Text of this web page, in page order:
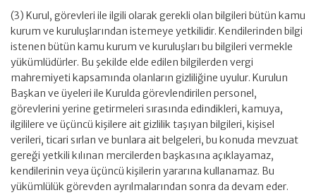
(3) Kurul, görevleri ile ilgili olarak gerekli olan bilgileri bütün kamu
kurum ve kuruluşlarından istemeye yetkilidir. Kendilerinden bilgi
istenen bütün kamu kurum ve kuruluşları bu bilgileri vermekle
yükümlüdürler. Bu şekilde elde edilen bilgilerden vergi
mahremiyeti kapsamında olanların gizliliğine uyulur. Kurulun
Başkan ve üyeleri ile Kurulda görevlendirilen personel,
görevlerini yerine getirmeleri sırasında edindikleri, kamuya,
ilgililere ve üçüncü kişilere ait gizlilik taşıyan bilgileri, kişisel
verileri, ticari sırlan ve bunlara ait belgeleri, bu konuda mevzuat
gereği yetkili kılınan mercilerden başkasına açıklayamaz,
kendilerinin veya üçüncü kişilerin yararına kullanamaz. Bu
yükümlülük görevden ayrılmalarından sonra da devam eder.